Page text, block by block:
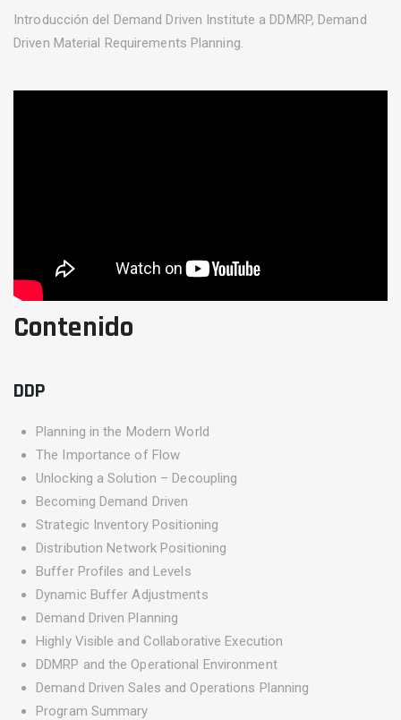
Introducción del Demand Driven Institute a DDMRP, Demand
Driven Material Requirements Planning.
Contenido
DDP
Planning in the Modern World
The Importance of Flow
Unlocking a Solution – Decoupling
Becoming Demand Driven
Strategic Inventory Positioning
Distribution Network Positioning
Buffer Profiles and Levels
Dynamic Buffer Adjustments
Demand Driven Planning
Highly Visible and Collaborative Execution
DDMRP and the Operational Environment
Demand Driven Sales and Operations Planning
Program Summary